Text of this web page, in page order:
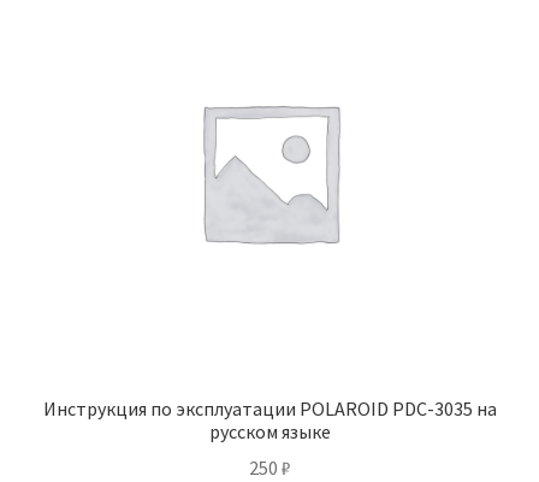
Инструкция по эксплуатации POLAROID PDC-3035 на
русском языке
250 ₽